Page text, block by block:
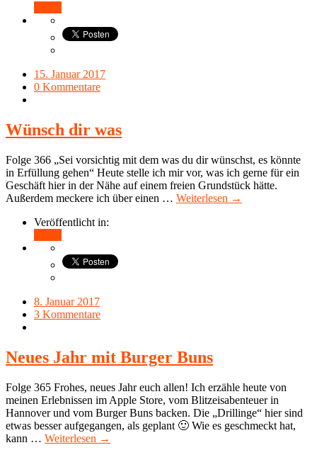
15. Januar 2017
0 Kommentare
Wünsch dir was
Folge 366 „Sei vorsichtig mit dem was du dir wünschst, es könnte
in Erfüllung gehen“ Heute stelle ich mir vor, was ich gerne für ein
Geschäft hier in der Nähe auf einem freien Grundstück hätte.
Außerdem meckere ich über einen … Weiterlesen →
Veröffentlicht in:
8. Januar 2017
3 Kommentare
Neues Jahr mit Burger Buns
Folge 365 Frohes, neues Jahr euch allen! Ich erzähle heute von
meinen Erlebnissen im Apple Store, vom Blitzeisabenteuer in
Hannover und vom Burger Buns backen. Die „Drillinge“ hier sind
etwas besser aufgegangen, als geplant 🙂 Wie es geschmeckt hat,
kann … Weiterlesen →